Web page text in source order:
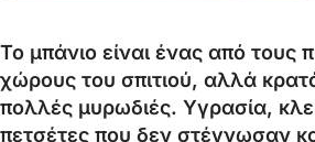
Το μπάνιο είναι ένας από τους
χώρους του σπιτιού, αλλά
πολλές μυρωδιές. Υγρασία,
πετσέτες που δεν στέγνωσαν